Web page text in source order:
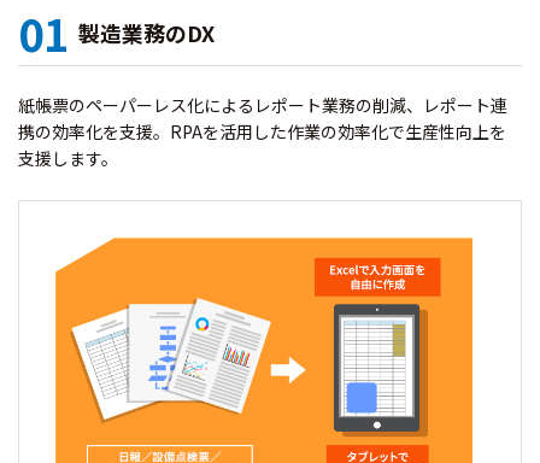
01 製造業務のDX
紙帳票のペーパーレス化によるレポート業務の削減、レポート連
携の効率化を支援。RPAを活用した作業の効率化で生産性向上を
支援します。